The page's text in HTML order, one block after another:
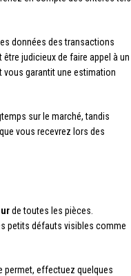
données des transactions
judicieux de faire appel à un
vous garantit une estimation
sur le marché, tandis
vous recevrez lors des
de toutes les pièces.
petits défauts visibles comme
permet, effectuez quelques